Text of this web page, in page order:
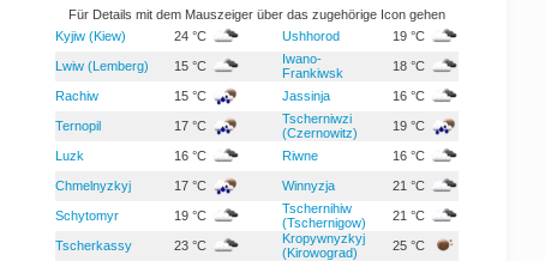
Für Details mit dem Mauszeiger über das zugehörige Icon gehen
Kyjiw (Kiew)
24 °C Ushhorod 19 °C
Lwiw (Lemberg) 15 °C
Iwano-
Frankiwsk
18 °C
Rachiw 15 °C Jassinja 16 °C
Ternopil 17 °C
Tscherniwzi
(Czernowitz)
19 °C
Luzk 16 °C Riwne 16 °C
Chmelnyzkyj 17 °C Winnyzja 21 °C
Schytomyr 19 °C
Tschernihiw
(Tschernigow)
21 °C
Tscherkassy 23 °C
Kropywnyzkyj
(Kirowograd)
25 °C